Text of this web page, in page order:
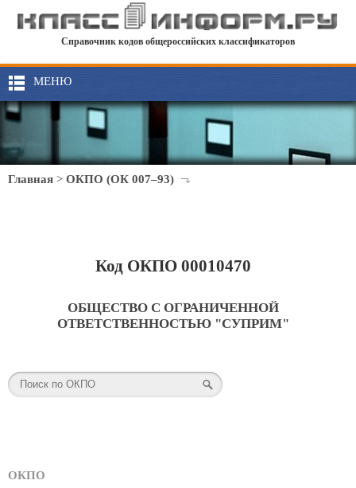
Справочник кодов общероссийских классификаторов
МЕНЮ
Главная > ОКПО (ОК 007–93)
Код ОКПО 00010470
ОБЩЕСТВО С ОГРАНИЧЕННОЙ
ОТВЕТСТВЕННОСТЬЮ "СУПРИМ"
ОКПО